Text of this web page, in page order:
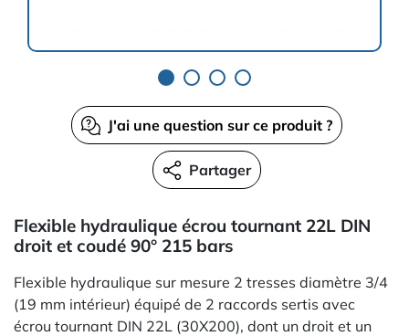
J'ai une question sur ce produit ?
Partager
Flexible hydraulique écrou tournant 22L DIN
droit et coudé 90° 215 bars
Flexible hydraulique sur mesure 2 tresses diamètre 3/4
(19 mm intérieur) équipé de 2 raccords sertis avec
écrou tournant DIN 22L (30X200), dont un droit et un